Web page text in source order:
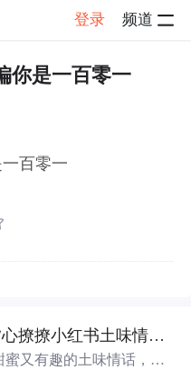
登录 频道
帖子详情
你是一百零一
百零一
强势45句土味情话，七夕心撩撩小红书土味情话大赛
又有趣的土味情话，每